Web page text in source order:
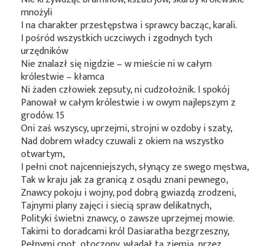
mnożyli
I na charakter przestępstwa i sprawcy bacząc, karali.
I pośród wszystkich uczciwych i zgodnych tych
urzędników
Nie znalazł się nigdzie – w mieście ni w całym
królestwie – kłamca
Ni żaden człowiek zepsuty, ni cudzołożnik. I spokój
Panował w całym królestwie i w owym najlepszym z
grodów. 15
Oni zaś wszyscy, uprzejmi, strojni w ozdoby i szaty,
Nad dobrem władcy czuwali z okiem na wszystko
otwartym,
I pełni cnot najcenniejszych, słynący ze swego męstwa,
Tak w kraju jak za granicą z osądu znani pewnego,
Znawcy pokoju i wojny, pod dobrą gwiazdą zrodzeni,
Tajnymi plany zajęci i siecią spraw delikatnych,
Polityki świetni znawcy, o zawsze uprzejmej mowie.
Takimi to doradcami król Dasiaratha bezgrzeszny,